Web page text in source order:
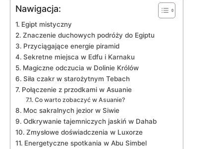
Nawigacja:
Egipt mistyczny
Znaczenie⁤ duchowych podróży ⁤do Egiptu
Przyciągające energie ⁤piramid
Sekretne miejsca ‌w Edfu i ⁤Karnaku
Magiczne odczucia w Dolinie⁤ Królów
Siła czakr w starożytnym Tebach
Połączenie z‌ przodkami w Asuanie
Co warto ⁤zobaczyć w ⁢Asuanie?
Moc ‌sakralnych jezior w Siwie
Odkrywanie tajemniczych jaskiń w Dahab
Zmysłowe ⁤doświadczenia‌ w Luxorze
Energetyczne spotkania w ‌Abu Simbel